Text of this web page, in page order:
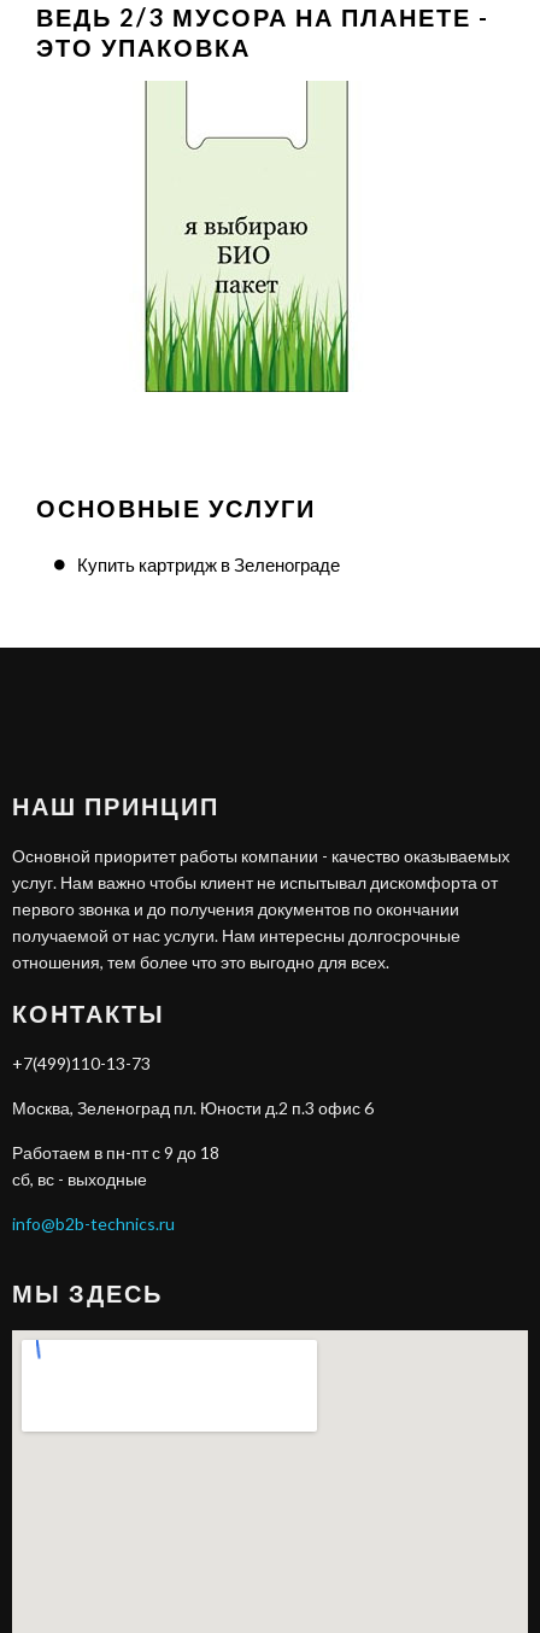
ВЕДЬ 2/3 МУСОРА НА ПЛАНЕТЕ -
ЭТО УПАКОВКА
ОСНОВНЫЕ УСЛУГИ
Купить картридж в Зеленограде
НАШ ПРИНЦИП
Основной приоритет работы компании - качество оказываемых
услуг. Нам важно чтобы клиент не испытывал дискомфорта от
первого звонка и до получения документов по окончании
получаемой от нас услуги. Нам интересны долгосрочные
отношения, тем более что это выгодно для всех.
КОНТАКТЫ
+7(499)110-13-73
Москва, Зеленоград пл. Юности д.2 п.3 офис 6
Работаем в пн-пт с 9 до 18
сб, вс - выходные
info@b2b-technics.ru
МЫ ЗДЕСЬ